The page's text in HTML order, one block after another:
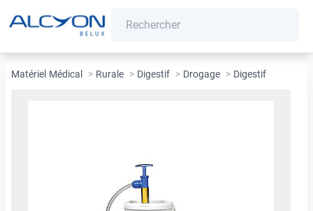
Matériel Médical > Rurale > Digestif > Drogage > Digestif